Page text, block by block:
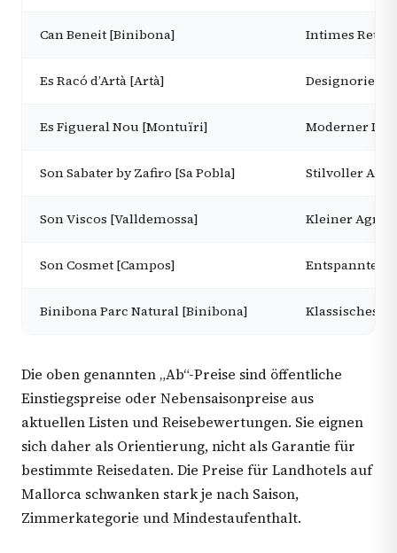
Can Beneit [Binibona] Intimes
Es Racó d’Artà [Artà]
Es Figueral Nou [Montuïri] Moderner
Son Sabater by Zafiro [Sa Pobla] Stilvoller
Son Viscos [Valldemossa] Kleiner
Son Cosmet [Campos] Entspannter
Binibona Parc Natural [Binibona] Klassisches
Die oben genannten „Ab“-Preise sind öffentliche
Einstiegspreise oder Nebensaisonpreise aus
aktuellen Listen und Reisebewertungen. Sie eignen
sich daher als Orientierung, nicht als Garantie für
bestimmte Reisedaten. Die Preise für Landhotels auf
Mallorca schwanken stark je nach Saison,
Zimmerkategorie und Mindestaufenthalt.